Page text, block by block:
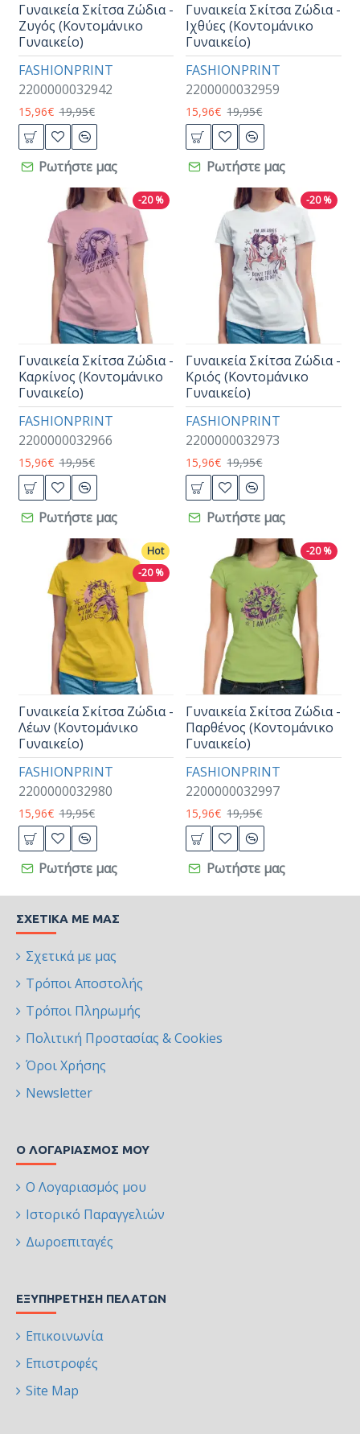
FASHIONPRINT
2200000032942
Γυναικεία Σκίτσα Ζώδια -
Ζυγός (Κοντομάνικο
Γυναικείο)
15,96€ 19,95€
Ρωτήστε μας
FASHIONPRINT
2200000032959
Γυναικεία Σκίτσα Ζώδια -
Ιχθύες (Κοντομάνικο
Γυναικείο)
15,96€ 19,95€
Ρωτήστε μας
-20 %
FASHIONPRINT
2200000032966
Γυναικεία Σκίτσα Ζώδια -
Καρκίνος (Κοντομάνικο
Γυναικείο)
15,96€ 19,95€
Ρωτήστε μας
-20 %
FASHIONPRINT
2200000032973
Γυναικεία Σκίτσα Ζώδια -
Κριός (Κοντομάνικο
Γυναικείο)
15,96€ 19,95€
Ρωτήστε μας
Hot
-20 %
FASHIONPRINT
2200000032980
Γυναικεία Σκίτσα Ζώδια -
Λέων (Κοντομάνικο
Γυναικείο)
15,96€ 19,95€
Ρωτήστε μας
-20 %
FASHIONPRINT
2200000032997
Γυναικεία Σκίτσα Ζώδια -
Παρθένος (Κοντομάνικο
Γυναικείο)
15,96€ 19,95€
Ρωτήστε μας
ΣΧΕΤΙΚΆ ΜΕ ΜΑΣ
Σχετικά με μας
Τρόποι Αποστολής
Τρόποι Πληρωμής
Πολιτική Προστασίας & Cookies
Όροι Χρήσης
Newsletter
Ο ΛΟΓΑΡΙΑΣΜΌΣ ΜΟΥ
Ο Λογαριασμός μου
Ιστορικό Παραγγελιών
Δωροεπιταγές
ΕΞΥΠΗΡΈΤΗΣΗ ΠΕΛΑΤΏΝ
Επικοινωνία
Επιστροφές
Site Map